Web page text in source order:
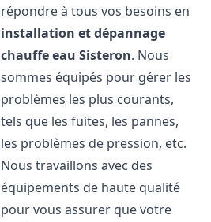
répondre à tous vos besoins en
installation et dépannage
chauffe eau Sisteron. Nous
sommes équipés pour gérer les
problèmes les plus courants,
tels que les fuites, les pannes,
les problèmes de pression, etc.
Nous travaillons avec des
équipements de haute qualité
pour vous assurer que votre